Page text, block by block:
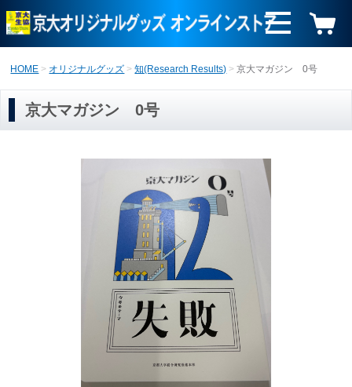
HOME オリジナルグッズ 知(Research Results) 京大マガジン 0号
京大マガジン 0号